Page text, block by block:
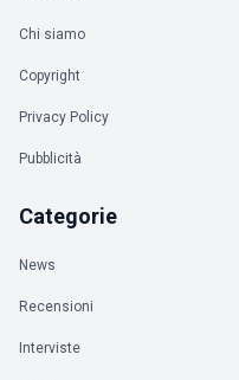
Chi siamo
Copyright
Privacy Policy
Pubblicità
Categorie
News
Recensioni
Interviste